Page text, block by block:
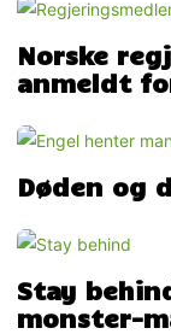
Norske
anmeldt
Døden og
Stay
monster-